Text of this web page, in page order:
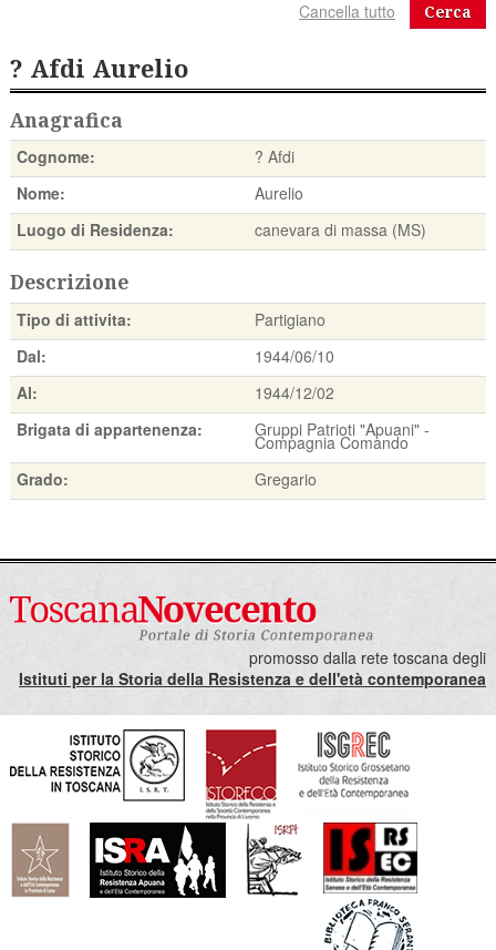
Cerca
? Afdi Aurelio
Anagrafica
Cognome:
? Afdi
Nome:
Aurelio
Luogo di Residenza:
canevara di massa (MS)
Descrizione
Tipo di attivita:
Partigiano
Dal:
1944/06/10
Al:
1944/12/02
Brigata di appartenenza:
Gruppi Patrioti "Apuani" -
Compagnia Comando
Grado:
Gregario
promosso dalla rete toscana degli
Istituti per la Storia della Resistenza e dell'età contemporanea